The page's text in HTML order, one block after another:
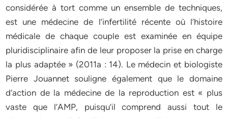
considérée à tort comme un ensemble de techniques,
est une médecine de l’infertilité récente où l’histoire
médicale de chaque couple est examinée en équipe
pluridisciplinaire afin de leur proposer la prise en charge
la plus adaptée » (2011a : 14). Le médecin et biologiste
Pierre Jouannet souligne également que le domaine
d’action de la médecine de la reproduction est « plus
vaste que l’AMP, puisqu’il comprend aussi tout le